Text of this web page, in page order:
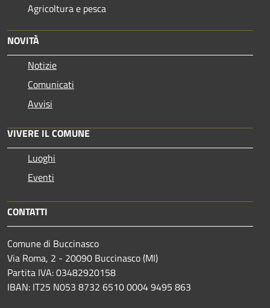
Agricoltura e pesca
NOVITÀ
Notizie
Comunicati
Avvisi
VIVERE IL COMUNE
Luoghi
Eventi
CONTATTI
Comune di Buccinasco
Via Roma, 2 - 20090 Buccinasco (MI)
Partita IVA: 03482920158
IBAN: IT25 N053 8732 6510 0004 9495 863